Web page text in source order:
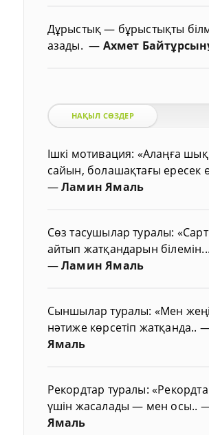
Дұрыстық — бұрыстықты
азады.— Ахмет
НАҚЫЛ СӨЗДЕР
Ішкі мотивация: «Алаңға
сайын, болашақтағы ересек
—Ламин Ямаль
Сөз тасушылар туралы:
айтып жатқандарын білемін...
—Ламин Ямаль
Сыншылар туралы: «Мен
нәтиже көрсетіп жатқанда..
Ямаль
Рекордтар туралы:
үшін жасалады — мен осы..
Ямаль